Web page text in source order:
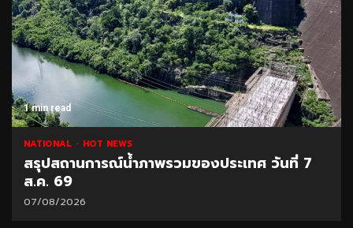
1 min read
NATIONAL HOT NEWS
สรุปสถานการณ์น้ำภาพรวมของประเทศ วันที่ 7
ส.ค. 69
07/08/2026